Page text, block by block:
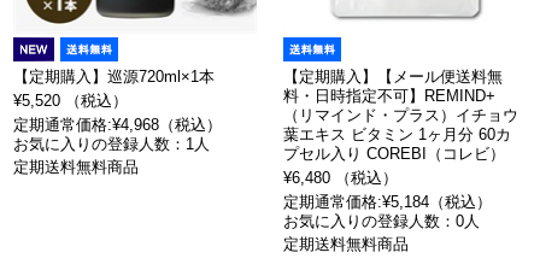
【定期購入】巡源720ml×1本
¥5,520 （税込）
定期通常価格:¥4,968（税込）
お気に入りの登録人数：1人
定期送料無料商品
【定期購入】【メール便送料無
料・日時指定不可】REMIND+
（リマインド・プラス）イチョウ
葉エキス ビタミン 1ヶ月分 60カ
プセル入り COREBI（コレビ）
¥6,480 （税込）
定期通常価格:¥5,184（税込）
お気に入りの登録人数：0人
定期送料無料商品